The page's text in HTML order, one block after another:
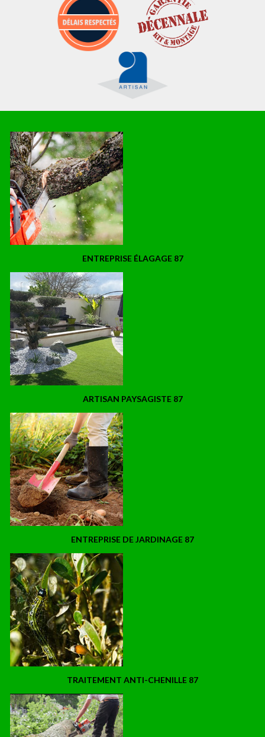
ENTREPRISE ÉLAGAGE 87
ARTISAN PAYSAGISTE 87
ENTREPRISE DE JARDINAGE 87
TRAITEMENT ANTI-CHENILLE 87